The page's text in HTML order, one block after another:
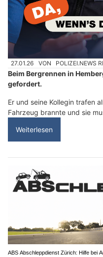
27.01.26 VON POLIZEI.NEWS
Beim Bergrennen in
gefordert.
Er und seine Kollegin trafen
Fahrzeug brannte und sie
Weiterlesen
ABS Abschleppdienst Zürich: Hilfe bei